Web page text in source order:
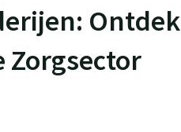
Ontdek
Zorgsector